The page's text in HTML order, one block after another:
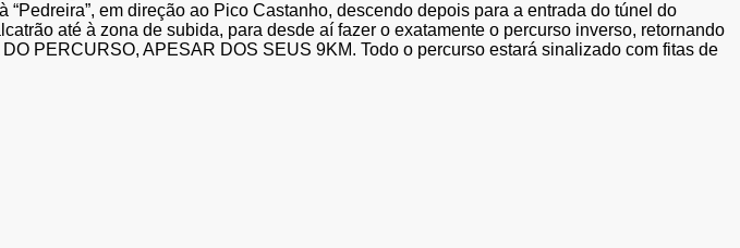
em direção ao Pico Castanho, descendo depois para a entrada do túnel do
até à zona de subida, para desde aí fazer o exatamente o percurso inverso, retornando
PERCURSO, APESAR DOS SEUS 9KM. Todo o percurso estará sinalizado com fitas de